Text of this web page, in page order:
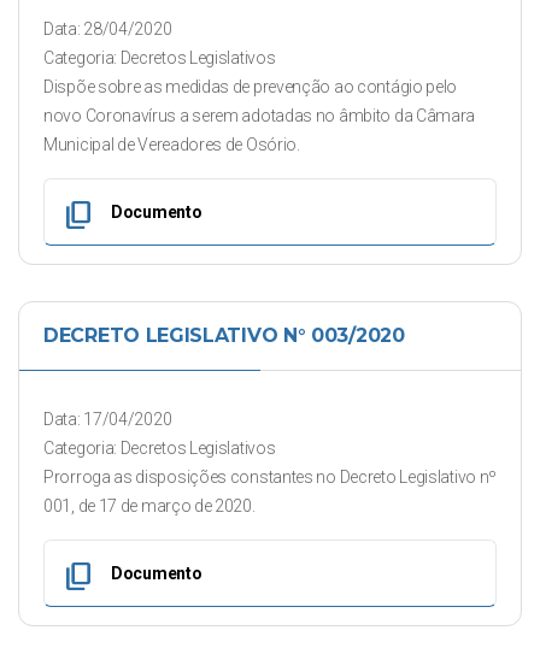
Data: 28/04/2020
Categoria: Decretos Legislativos
Dispõe sobre as medidas de prevenção ao contágio pelo
novo Coronavírus a serem adotadas no âmbito da Câmara
Municipal de Vereadores de Osório.
content_copy Documento
DECRETO LEGISLATIVO N° 003/2020
Data: 17/04/2020
Categoria: Decretos Legislativos
Prorroga as disposições constantes no Decreto Legislativo nº
001, de 17 de março de 2020.
content_copy Documento